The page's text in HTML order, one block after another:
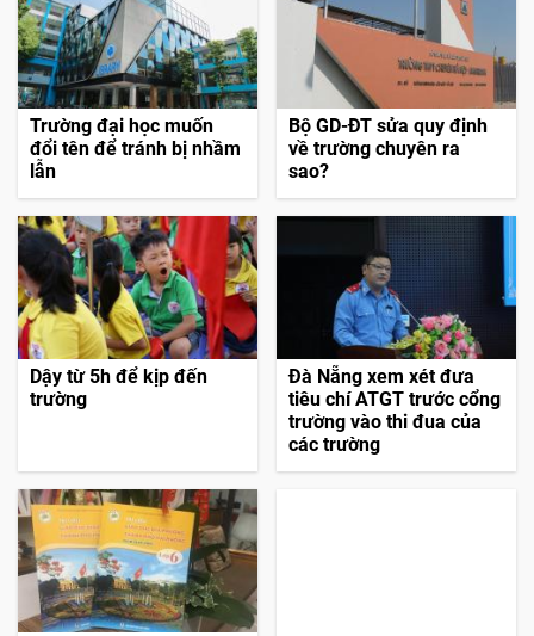
Trường đại học muốn
đổi tên để tránh bị nhầm
lẫn
Bộ GD-ĐT sửa quy định
về trường chuyên ra
sao?
Dậy từ 5h để kịp đến
trường
Đà Nẵng xem xét đưa
tiêu chí ATGT trước cổng
trường vào thi đua của
các trường